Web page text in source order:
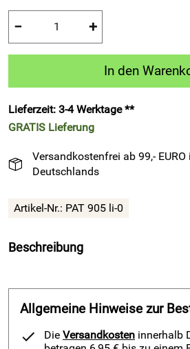
− +
In den
Lieferzeit: 3-4 Werktage **
GRATIS Lieferung
Versandkostenfrei ab 99,-
Deutschlands
Artikel-Nr.: PAT 905 li-0
Beschreibung
selbstverständlich ein zum Trikot
können die Stutzen in den Farben
passenden Kontrastfarbe gewählt
Allgemeine Hinweise zur
Die Versandkosten innerhalb